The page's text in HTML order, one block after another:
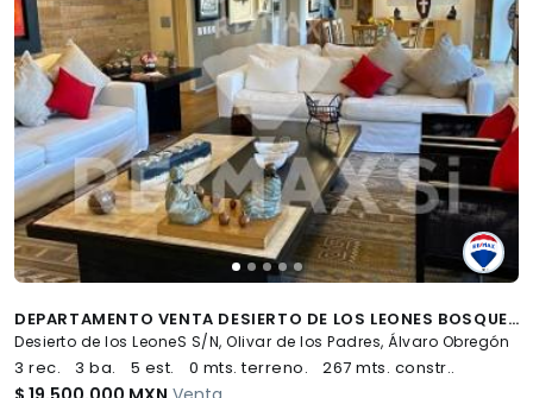
DEPARTAMENTO VENTA DESIERTO DE LOS LEONES BOSQUE 6060 - (34)
Desierto de los LeoneS S/N, Olivar de los Padres, Álvaro Obregón
3 rec. 3 ba. 5 est. 0 mts. terreno. 267 mts. constr..